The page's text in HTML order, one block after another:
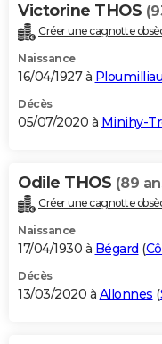
Victorine THOS
Créer une cagnotte
Naissance
16/04/1927 à Ploumilliau
Décès
05/07/2020 à Minihy-
Odile THOS (89
Créer une cagnotte
Naissance
17/04/1930 à Bégard (
Décès
13/03/2020 à Allonnes (